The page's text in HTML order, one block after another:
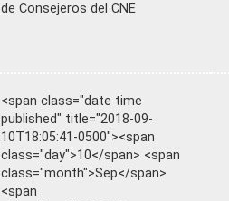
de Consejeros del CNE
<span class="date time
published" title="2018-09-
10T18:05:41-0500"><span
class="day">10</span> <span
class="month">Sep</span>
<span